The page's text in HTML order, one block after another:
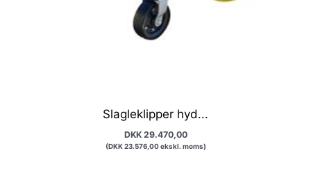
Slagleklipper hyd...
DKK29.470,00
(DKK23.576,00ekskl. moms)